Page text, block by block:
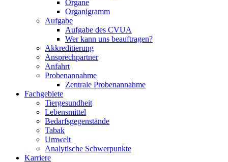
Organe
Organigramm
Aufgabe
Aufgabe des CVUA
Wer kann uns beauftragen?
Akkreditierung
Ansprechpartner
Anfahrt
Probenannahme
Zentrale Probenannahme
Fachgebiete
Tiergesundheit
Lebensmittel
Bedarfsgegenstände
Tabak
Umwelt
Analytische Schwerpunkte
Karriere